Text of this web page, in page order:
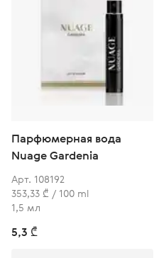
Парфюмерная вода
Nuage Gardenia
Арт. 108192
353,33 ₾ / 100 ml
1,5 мл
5,3 ₾